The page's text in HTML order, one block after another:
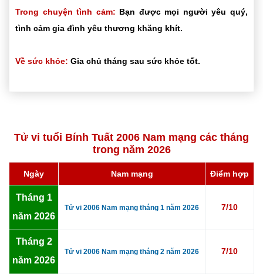
Trong chuyện tình cảm: Bạn được mọi người yêu quý,
tình cảm gia đình yêu thương khăng khít.
Về sức khỏe: Gia chủ tháng sau sức khỏe tốt.
Tử vi tuổi Bính Tuất 2006 Nam mạng các tháng
trong năm 2026
Ngày Nam mạng Điểm hợp
Tháng 1
năm 2026
Tử vi 2006 Nam mạng tháng 1 năm 2026 7/10
Tháng 2
năm 2026
Tử vi 2006 Nam mạng tháng 2 năm 2026 7/10